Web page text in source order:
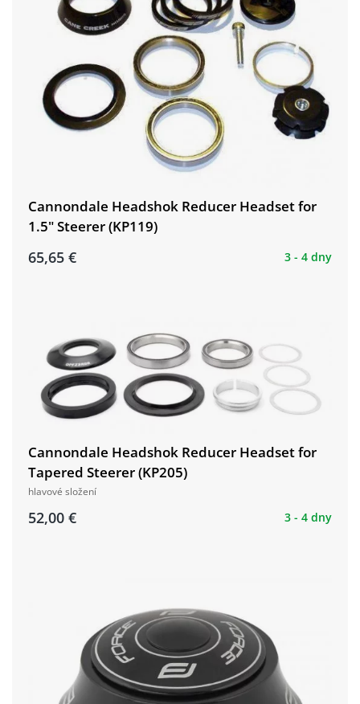
Cannondale Headshok Reducer Headset for
1.5" Steerer (KP119)
65,65 € 3 - 4 dny
Cannondale Headshok Reducer Headset for
Tapered Steerer (KP205)
hlavové složení
52,00 € 3 - 4 dny